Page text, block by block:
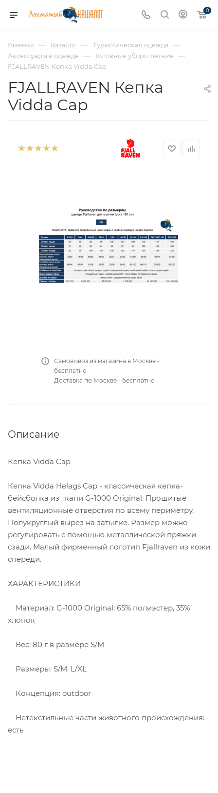
0
Главная — Каталог — Туристическая одежда —
Аксессуары в одежде — Головные уборы летние —
FJALLRAVEN Кепка Vidda Cap
FJALLRAVEN Кепка
Vidda Cap
Самовывоз из магазина в Москве -
бесплатно
Доставка по Москве - бесплатно
Описание
Кепка Vidda Cap
Кепка Vidda Helags Cap - классическая кепка-
бейсболка из ткани G-1000 Original. Прошитые
вентиляционные отверстия по всему периметру.
Полукруглый вырез на затылке. Размер можно
регулировать с помощью металлической пряжки
сзади. Малый фирменный логотип Fjallraven из кожи
спереди.
ХАРАКТЕРИСТИКИ
Материал: G-1000 Original: 65% полиэстер, 35%
хлопок
Вес: 80 г в размере S/M
Размеры: S/M, L/XL
Концепция: outdoor
Нетекстильные части животного происхождения:
есть